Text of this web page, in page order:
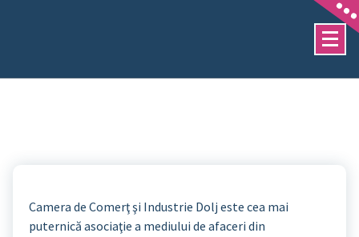
Camera de Comerţ şi Industrie Dolj este cea mai
puternică asociaţie a mediului de afaceri din